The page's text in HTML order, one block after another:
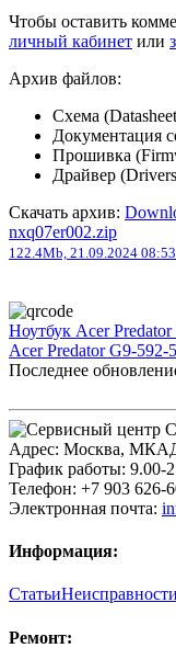
Чтобы оставить
личный кабинет или
Архив файлов:
Схема
Документация
Прошивка
Драйвер
Скачать архив:
nxq07er002.zip
122.4Mb, 21.09.2024 08:53.
Ноутбук Acer
Acer Predator G9-
Последнее
Адрес: Москва,
График работы: 9.00-
Телефон: +7 903 626-
Электронная почта:
Информация:
СтатьиНеисправности
Ремонт: